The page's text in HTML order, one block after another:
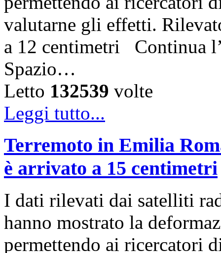
valutarne gli effetti.
a 12 centimetri Continua
Spazio…
Letto 132539 volte
Leggi tutto...
Terremoto in Emilia
è arrivato a 15 centimetri
I dati rilevati dai satelliti
hanno mostrato la
permettendo ai ricercatori